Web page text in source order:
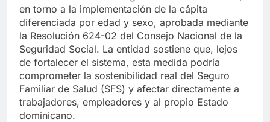
en torno a la implementación de la cápita
diferenciada por edad y sexo, aprobada mediante
la Resolución 624-02 del Consejo Nacional de la
Seguridad Social. La entidad sostiene que, lejos
de fortalecer el sistema, esta medida podría
comprometer la sostenibilidad real del Seguro
Familiar de Salud (SFS) y afectar directamente a
trabajadores, empleadores y al propio Estado
dominicano.